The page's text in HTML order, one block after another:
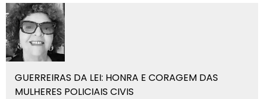
GUERREIRAS DA LEI: HONRA E CORAGEM DAS
MULHERES POLICIAIS CIVIS